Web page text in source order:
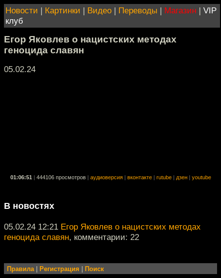
Новости | Картинки | Видео | Переводы | Магазин | VIP
клуб
Егор Яковлев о нацистских методах
геноцида славян
05.02.24
01:06:51 444106 просмотров аудиоверсия вконтакте rutube дзен youtube
В новостях
05.02.24 12:21 Егор Яковлев о нацистских методах
геноцида славян, комментарии: 22
Правила| Регистрация Поиск